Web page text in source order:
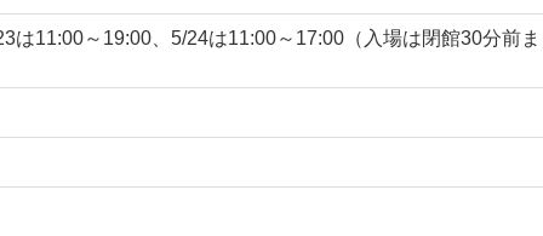
は11:00～19:00、5/24は11:00～17:00（入場は閉館30分前ま